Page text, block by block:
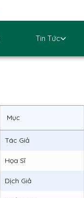
Tin Tức
Mục
Tác Giả
Họa Sĩ
Dịch Giả